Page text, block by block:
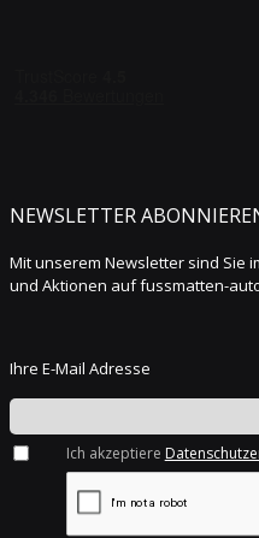
NEWSLETTER
Mit unserem Newsletter sind Sie
und Aktionen auf fussmatten-
Ihre E-Mail Adresse
Ich akzeptiere